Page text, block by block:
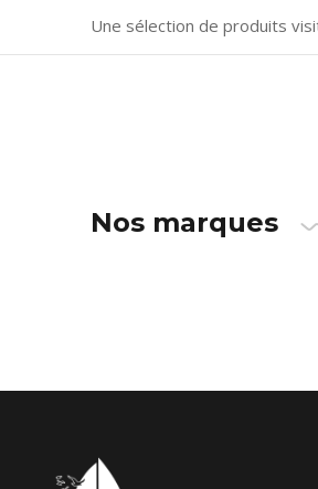
Une sélection de produits
Nos marques